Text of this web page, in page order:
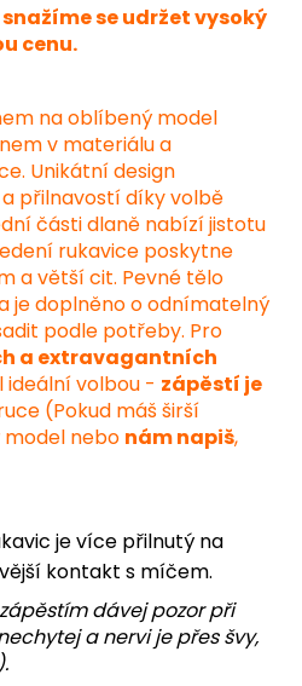
se udržet vysoký
cenu.
na oblíbený model
v materiálu a
Unikátní design
a přilnavostí díky volbě
části dlaně nabízí jistotu
rukavice poskytne
a větší cit. Pevné tělo
je doplněno o odnímatelný
podle potřeby. Pro
a extravagantních
ideální volbou - zápěstí je
(Pokud máš širší
model nebo nám napiš,
je více přilnutý na
kontakt s míčem.
dávej pozor při
a nervi je přes švy,